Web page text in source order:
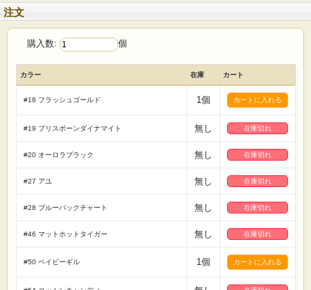
注文
購入数: 個
カラー 在庫 カート
#18 フラッシュゴールド 1個
#19 プリスポーンダイナマイト 無し 在庫切れ
#20 オーロラブラック 無し 在庫切れ
#27 アユ 無し 在庫切れ
#28 ブルーバックチャート 無し 在庫切れ
#46 マットホットタイガー 無し 在庫切れ
#50 ベイビーギル 1個